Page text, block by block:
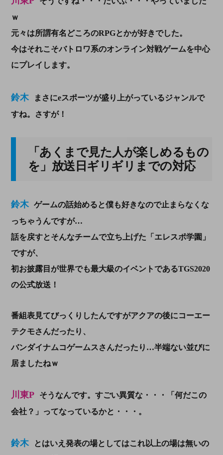
ｗ
元々は所謂有名どころのRPGとかが好きでした。
今はそれこそバトロワ系のオンライン対戦ゲームを中心
にプレイします。
鈴木
まさにeスポーツが盛り上がっているジャンルで
すね。さすが！
「あくまで見た人が楽しめるもの
を」放送日ギリギリまでの対応
鈴木
ゲームの話始めると僕も好きなので止まらなくな
っちゃうんですが…
話を戻すとそんなチームで立ち上げた「エレスポ学園」
ですが、
初お披露目が世界でも最大級のイベントであるTGS2020
の公式放送！
番組表見てびっくりしたんですがアクアの後にコーエー
テクモさんだったり、
バンダイナムコゲームスさんだったり…半端ない並びに
居ましたねｗ
川東P
そうなんです。すごい異質な・・・「何だこの
会社？」ってなっているかと・・・。
鈴木
とはいえ発表の場としてはこれ以上の場は無いの